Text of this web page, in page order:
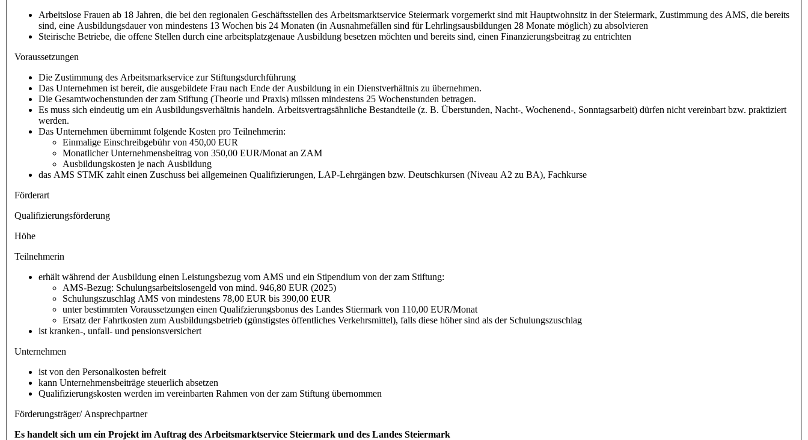
Arbeitslose Frauen ab 18 Jahren, die bei den regionalen Geschäftsstellen des Arbeitsmarktservice Steiermark vorgemerkt sind mit Hauptwohnsitz in der Steiermark, Zustimmung des AMS, die bereits
sind, eine Ausbildungsdauer von mindestens 13 Wochen bis 24 Monaten (in Ausnahmefällen sind für Lehrlingsausbildungen 28 Monate möglich) zu absolvieren
Steirische Betriebe, die offene Stellen durch eine arbeitsplatzgenaue Ausbildung besetzen möchten und bereits sind, einen Finanzierungsbeitrag zu entrichten
Voraussetzungen
Die Zustimmung des Arbeitsmarkservice zur Stiftungsdurchführung
Das Unternehmen ist bereit, die ausgebildete Frau nach Ende der Ausbildung in ein Dienstverhältnis zu übernehmen.
Die Gesamtwochenstunden der zam Stiftung (Theorie und Praxis) müssen mindestens 25 Wochenstunden betragen.
Es muss sich eindeutig um ein Ausbildungsverhältnis handeln. Arbeitsvertragsähnliche Bestandteile (z. B. Überstunden, Nacht-, Wochenend-, Sonntagsarbeit) dürfen nicht vereinbart bzw. praktiziert
werden.
Das Unternehmen übernimmt folgende Kosten pro Teilnehmerin:
Einmalige Einschreibgebühr von 450,00 EUR
Monatlicher Unternehmensbeitrag von 350,00 EUR/Monat an ZAM
Ausbildungskosten je nach Ausbildung
das AMS STMK zahlt einen Zuschuss bei allgemeinen Qualifizierungen, LAP-Lehrgängen bzw. Deutschkursen (Niveau A2 zu BA), Fachkurse
Förderart
Qualifizierungsförderung
Höhe
Teilnehmerin
erhält während der Ausbildung einen Leistungsbezug vom AMS und ein Stipendium von der zam Stiftung:
AMS-Bezug: Schulungsarbeitslosengeld von mind. 946,80 EUR (2025)
Schulungszuschlag AMS von mindestens 78,00 EUR bis 390,00 EUR
unter bestimmten Voraussetzungen einen Qualifzierungsbonus des Landes Stiermark von 110,00 EUR/Monat
Ersatz der Fahrtkosten zum Ausbildungsbetrieb (günstigstes öffentliches Verkehrsmittel), falls diese höher sind als der Schulungszuschlag
ist kranken-, unfall- und pensionsversichert
Unternehmen
ist von den Personalkosten befreit
kann Unternehmensbeiträge steuerlich absetzen
Qualifizierungskosten werden im vereinbarten Rahmen von der zam Stiftung übernommen
Förderungsträger/ Ansprechpartner
Es handelt sich um ein Projekt im Auftrag des Arbeitsmarktservice Steiermark und des Landes Steiermark